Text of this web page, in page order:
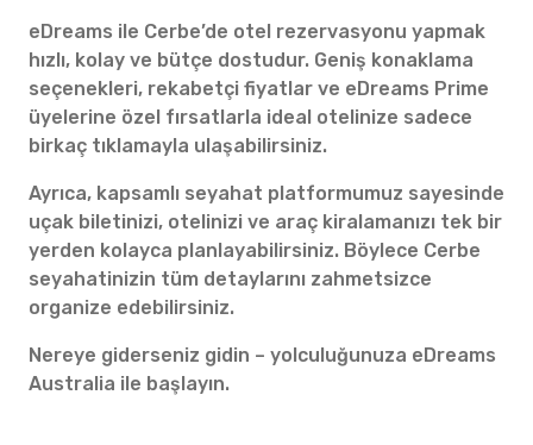
eDreams ile Cerbe’de otel rezervasyonu yapmak
hızlı, kolay ve bütçe dostudur. Geniş konaklama
seçenekleri, rekabetçi fiyatlar ve eDreams Prime
üyelerine özel fırsatlarla ideal otelinize sadece
birkaç tıklamayla ulaşabilirsiniz.
Ayrıca, kapsamlı seyahat platformumuz sayesinde
uçak biletinizi, otelinizi ve araç kiralamanızı tek bir
yerden kolayca planlayabilirsiniz. Böylece Cerbe
seyahatinizin tüm detaylarını zahmetsizce
organize edebilirsiniz.
Nereye giderseniz gidin – yolculuğunuza eDreams
Australia ile başlayın.